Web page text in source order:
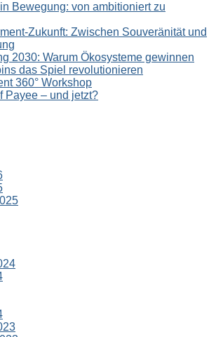
Bewegung: von ambitioniert zu
Zukunft: Zwischen Souveränität und
2030: Warum Ökosysteme gewinnen
das Spiel revolutionieren
360° Workshop
Payee – und jetzt?